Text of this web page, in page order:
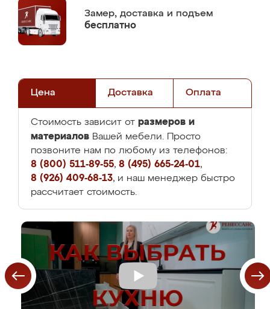
Замер, доставка и подъем
бесплатно
Цена Доставка Оплата
Стоимость зависит от размеров и
материалов Вашей мебели. Просто
позвоните нам по любому из телефонов:
8 (800) 511-89-55, 8 (495) 665-24-01,
8 (926) 409-68-13, и наш менеджер быстро
рассчитает стоимость.